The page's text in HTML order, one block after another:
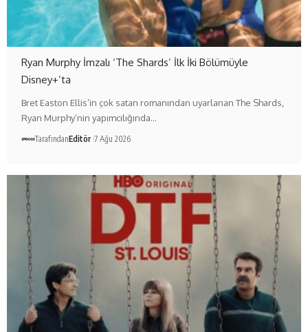
Ryan Murphy İmzalı ‘The Shards’ İlk İki Bölümüyle
Disney+’ta
Bret Easton Ellis’in çok satan romanından uyarlanan The Shards,
Ryan Murphy’nin yapımcılığında…
TarafındanEditör 7 Ağu 2026